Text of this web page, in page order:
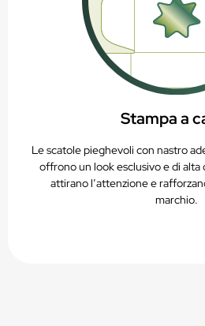
Stampa a
Le scatole pieghevoli con nastro
offrono un look esclusivo e di
attirano l’attenzione e
marchio.